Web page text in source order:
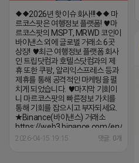
◆◆2026년 핫이슈 회사!!!◆◆ 마
르코스팟은 여행정보 플랫폼! ♥️마
르코스팟의 MSPT, MRWD 코인이
바이낸스 외에 글로벌 거래소 6곳
상장! ♥️최근 여행정보 플랫폼 회사
인 트립닷컴과 호텔스닷컴과의 제
휴 또한 쿠팡, 알리익스프레스 등과
제휴를 통해 공격적인 마케팅을 펼
치게 되었습니다. ♥️마지막 기회이
니 마르코스팟의 빠른정보 가치를
통해 기회를 잡으시고 부자되세요.
★Binance(바이낸스) 거래소
https://web3.binance.com/en/
★Raydium(레이디움) 거래소
https://raydium.io/launchpad/
2026-04-15 19:15 댓글: 0개